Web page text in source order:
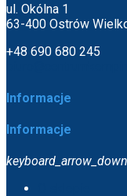
ul. Okólna 1
63-400 Ostrów
+48 690 680 245
Informacje
Informacje
keyboard_arrow_down